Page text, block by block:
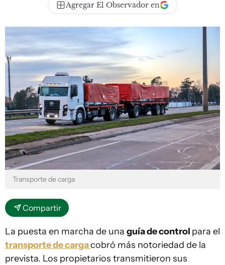
Agregar El Observador en
Transporte de carga
Compartir
La puesta en marcha de una guía de control para el
transporte de cargacobró más notoriedad de la
prevista. Los propietarios transmitieron sus